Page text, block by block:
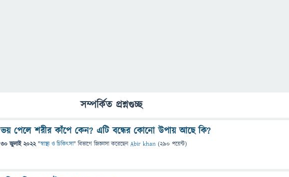
সম্পর্কিত প্রশ্নগুচ্ছ
ভয় পেলে শরীর কাঁপে কেন? এটি বন্ধের কোনো উপায় আছে কি?
30 জুলাই 2022 "স্বাস্থ্য ও চিকিৎসা" বিভাগে জিজ্ঞাসাকরেছেনAbir khan (290 পয়েন্ট)